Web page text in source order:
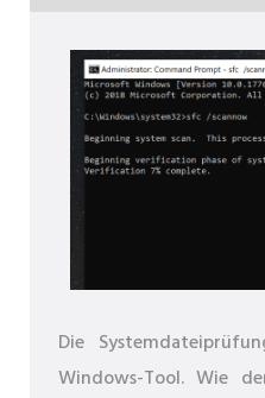
Die
Windows-Tool. Wie